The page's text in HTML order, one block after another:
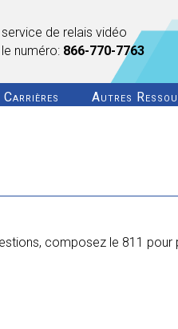
service de relais vidéo
numéro: 866-770-7763
Carrières Autres
composez le 811